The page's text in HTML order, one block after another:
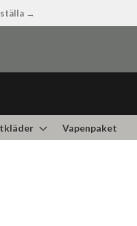
→
Vapenpaket